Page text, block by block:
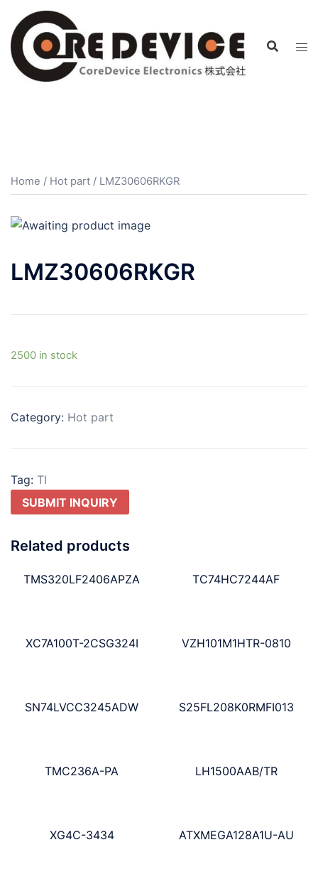
Home / Hot part / LMZ30606RKGR
LMZ30606RKGR
2500 in stock
Category: Hot part
Tag: TI
SUBMIT INQUIRY
Related products
TMS320LF2406APZA TC74HC7244AF
XC7A100T-2CSG324I VZH101M1HTR-0810
SN74LVCC3245ADW S25FL208K0RMFI013
TMC236A-PA LH1500AAB/TR
XG4C-3434 ATXMEGA128A1U-AU